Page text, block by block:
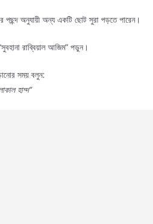
পছন্দ অনুযায়ী অন্য একটি ছোট সুরা পড়তে পারেন।
রাব্বিয়াল আজিম” পড়ুন।
সময় বলুন:
হাম্দ“